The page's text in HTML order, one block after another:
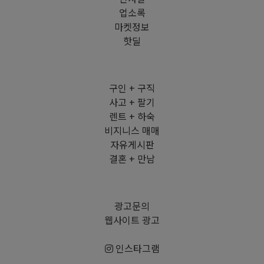
업소록
마켓정보
핫딜
구인 + 구직
사고 + 팔기
렌트 + 하숙
비지니스 매매
자유게시판
결혼 + 만남
광고문의
웹사이트 광고
인스타그램